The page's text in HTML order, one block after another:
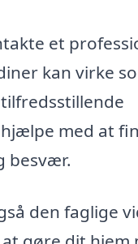
et
kan virke
med at
besvær.
den faglige